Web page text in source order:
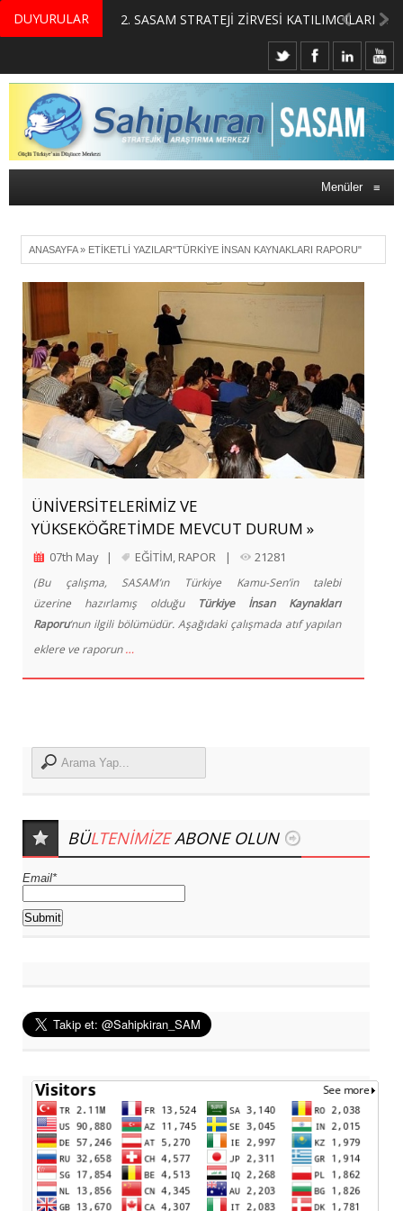
DUYURULAR
MERKEZİMİZ BÜNYESİNDE YETİŞTİRİLMEK ÜZERE GÖNÜLLÜ ÜLKE MASASI UZMANI VE UZMAN ADAYLARI ARIYORUZ 2. SASAM STRATEJİ ZİRVESİ KATILIMCILARI BELLİ OLDU
Menüler ≡
ANASAYFA» ETIKETLI YAZILAR"TÜRKIYE INSAN KAYNAKLARI RAPORU"
ÜNİVERSİTELERİMİZ VE
YÜKSEKÖĞRETİMDE MEVCUT DURUM »
07th May | EĞİTİM, RAPOR | 21281
(Bu çalışma, SASAM’ın Türkiye Kamu-Sen’in talebi
üzerine hazırlamış olduğu
Türkiye İnsan Kaynakları
Raporu‘nun ilgili bölümüdür. Aşağıdaki çalışmada atıf yapılan
eklere ve raporun…
BÜLTENIMIZEABONE OLUN
Email*